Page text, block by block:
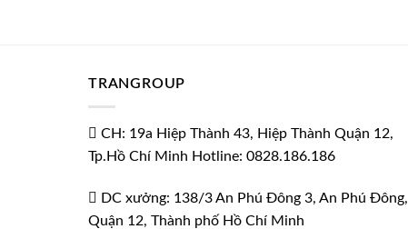
TRANGROUP
CH: 19a Hiệp Thành 43, Hiệp Thành Quận 12,
Tp.Hồ Chí Minh Hotline: 0828.186.186
DC xưởng: 138/3 An Phú Đông 3, An Phú Đông,
Quận 12, Thành phố Hồ Chí Minh